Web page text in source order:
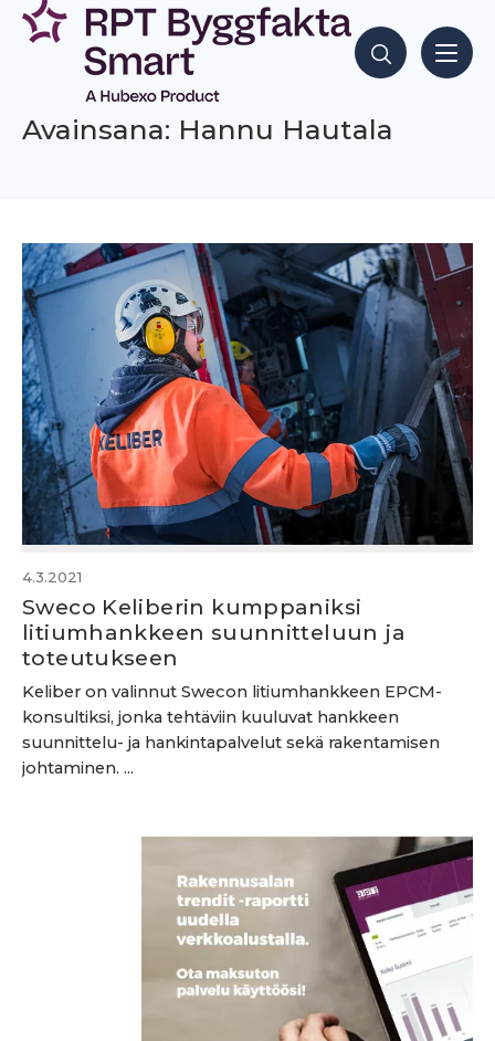
Siirry
sisältöön
Hae sisältöjä
Avainsana: Hannu Hautala
4.3.2021
Sweco Keliberin kumppaniksi
litiumhankkeen suunnitteluun ja
toteutukseen
Keliber on valinnut Swecon litiumhankkeen EPCM-
konsultiksi, jonka tehtäviin kuuluvat hankkeen
suunnittelu- ja hankintapalvelut sekä rakentamisen
johtaminen. ...